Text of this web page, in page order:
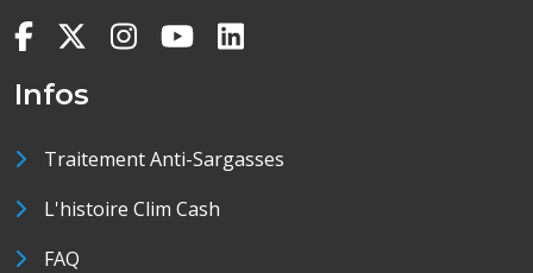
Infos
Traitement Anti-Sargasses
L'histoire Clim Cash
FAQ